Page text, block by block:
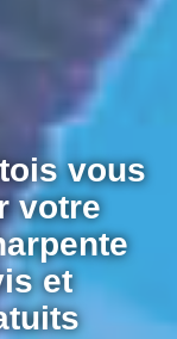
vous
votre
et